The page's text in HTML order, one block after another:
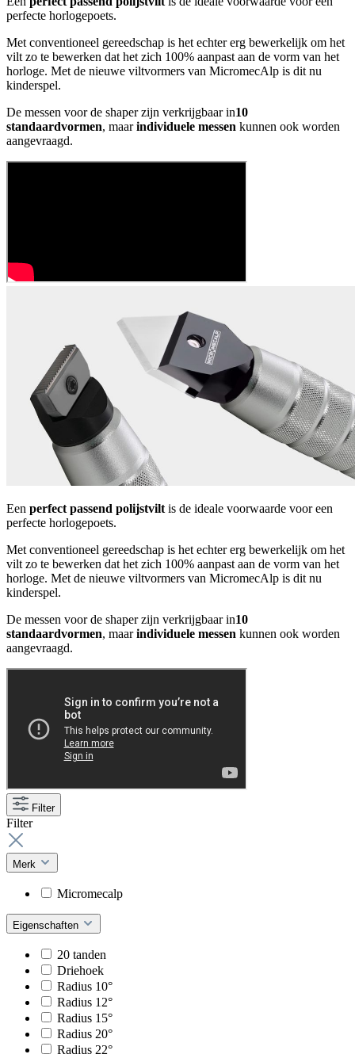
perfecte horlogepoets.
Met conventioneel gereedschap is het echter erg bewerkelijk om het
vilt zo te bewerken dat het zich 100% aanpast aan de vorm van het
horloge. Met de nieuwe viltvormers van MicromecAlp is dit nu
kinderspel.
De messen voor de shaper zijn verkrijgbaar in10
standaardvormen, maarindividuele messen kunnen ook worden
aangevraagd.
Een perfect passend polijstvilt is de ideale voorwaarde voor een
perfecte horlogepoets.
Met conventioneel gereedschap is het echter erg bewerkelijk om het
vilt zo te bewerken dat het zich 100% aanpast aan de vorm van het
horloge. Met de nieuwe viltvormers van MicromecAlp is dit nu
kinderspel.
De messen voor de shaper zijn verkrijgbaar in10
standaardvormen, maarindividuele messen kunnen ook worden
aangevraagd.
Filter
Filter
Merk
Micromecalp
Eigenschaften
20 tanden
Driehoek
Radius 10°
Radius 12°
Radius 15°
Radius 20°
Radius 22°